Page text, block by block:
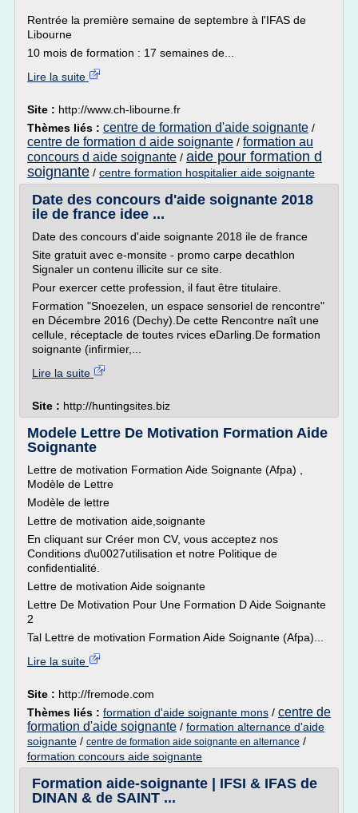
Rentrée la première semaine de septembre à l'IFAS de
Libourne
10 mois de formation : 17 semaines de...
Lire la suite
Site : http://www.ch-libourne.fr
Thèmes liés : centre de formation d'aide soignante /
centre de formation d aide soignante / formation au
concours d aide soignante / aide pour formation d
soignante / centre formation hospitalier aide soignante
Date des concours d'aide soignante 2018
ile de france idee ...
Date des concours d'aide soignante 2018 ile de france
Site gratuit avec e-monsite - promo carpe decathlon
Signaler un contenu illicite sur ce site.
Pour exercer cette profession, il faut être titulaire.
Formation "Snoezelen, un espace sensoriel de rencontre"
en Décembre 2016 (Dechy).De cette Rencontre naît une
cellule, réceptacle de toutes rvices eDarling.De formation
soignante (infirmier,...
Lire la suite
Site : http://huntingsites.biz
Modele Lettre De Motivation Formation Aide
Soignante
Lettre de motivation Formation Aide Soignante (Afpa) ,
Modèle de Lettre
Modèle de lettre
Lettre de motivation aide,soignante
En cliquant sur Créer mon CV, vous acceptez nos
Conditions d\u0027utilisation et notre Politique de
confidentialité.
Lettre de motivation Aide soignante
Lettre De Motivation Pour Une Formation D Aide Soignante
2
Tal Lettre de motivation Formation Aide Soignante (Afpa)...
Lire la suite
Site : http://fremode.com
Thèmes liés : formation d'aide soignante mons / centre de
formation d'aide soignante / formation alternance d'aide
soignante / centre de formation aide soignante en alternance /
formation concours aide soignante
Formation aide-soignante | IFSI & IFAS de
DINAN & de SAINT ...